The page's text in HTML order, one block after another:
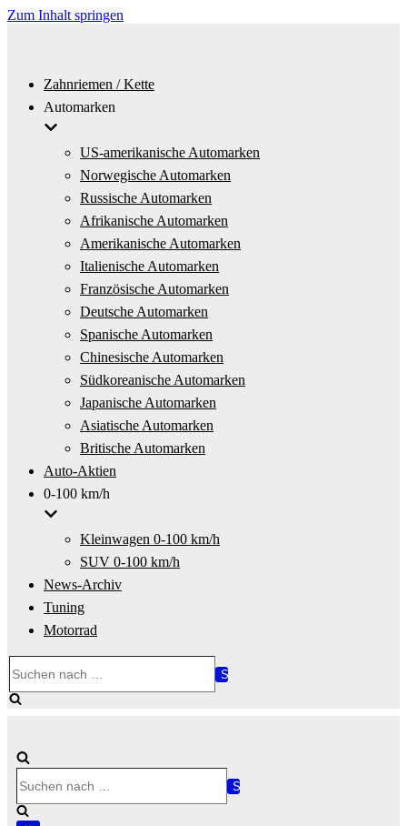
Zum Inhalt springen
Zahnriemen / Kette
Automarken
US-amerikanische Automarken
Norwegische Automarken
Russische Automarken
Afrikanische Automarken
Amerikanische Automarken
Italienische Automarken
Französische Automarken
Deutsche Automarken
Spanische Automarken
Chinesische Automarken
Südkoreanische Automarken
Japanische Automarken
Asiatische Automarken
Britische Automarken
Auto-Aktien
0-100 km/h
Kleinwagen 0-100 km/h
SUV 0-100 km/h
News-Archiv
Tuning
Motorrad
nach …
nach …